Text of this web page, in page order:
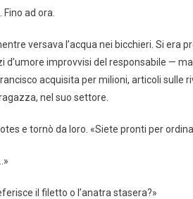
ad ora.
versava l’acqua nei bicchieri. Si era
d’umore improvvisi del responsabile —
acquisita per milioni, articoli
nel suo settore.
e tornò da loro. «Siete pronti per
il filetto o l’anatra stasera?»